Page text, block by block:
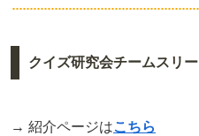
クイズ研究会チームスリー
→ 紹介ページはこちら